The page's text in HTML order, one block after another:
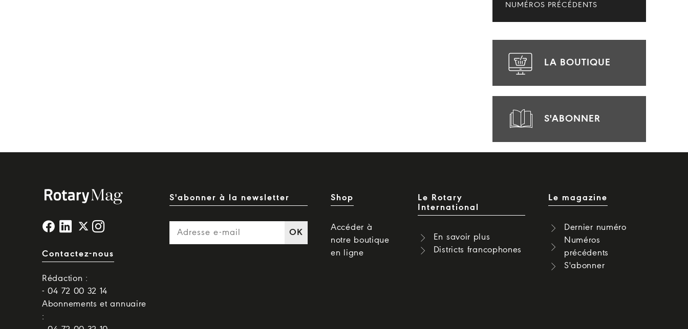
NUMÉROS PRÉCÉDENTS
LA BOUTIQUE
S'ABONNER
Contactez-nous
Rédaction :
- 04 72 00 32 14
Abonnements et annuaire
:
S'abonner à la newsletter
OK
Shop
Accéder à
notre boutique
en ligne
Le Rotary
International
En savoir plus
Districts francophones
Le magazine
Dernier numéro
Numéros
précédents
S'abonner